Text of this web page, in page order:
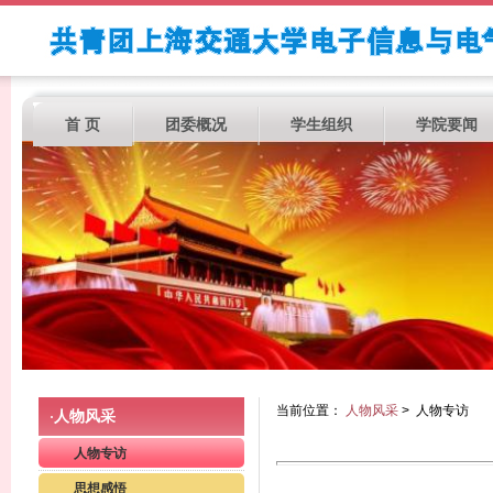
首 页 团委概况 学生组织 学院要闻
· 人物风采
人物专访
思想感悟
当前位置： 人物风采 > 人物专访